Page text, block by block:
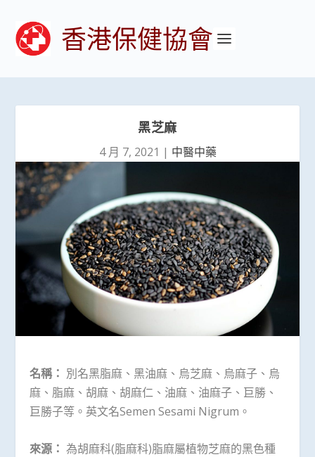
香港保健協會
黑芝麻
4 月 7, 2021 | 中醫中藥
名稱： 別名黑脂麻、黑油麻、烏芝麻、烏麻子、烏
麻、脂麻、胡麻、胡麻仁、油麻、油麻子、巨勝、
巨勝子等。英文名Semen Sesami Nigrum。
來源： 為胡麻科(脂麻科)脂麻屬植物芝麻的黑色種